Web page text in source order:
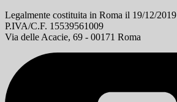
Legalmente costituita in Roma il 19/12/2019
P.IVA/C.F. 15539561009
Via delle Acacie, 69 - 00171 Roma